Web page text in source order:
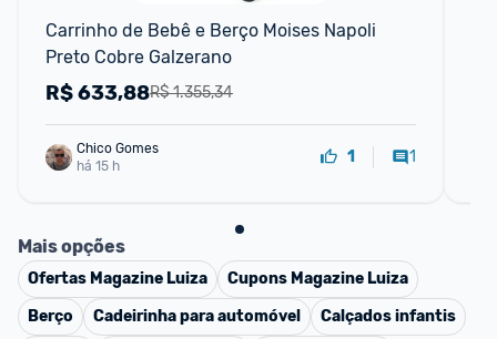
Carrinho de Bebê e Berço Moises Napoli
Preto Cobre Galzerano
R$ 1.355,34
R$633,88
Chico Gomes
há 15 h
1 1
Mais opções
Ofertas Magazine Luiza Cupons Magazine Luiza
Berço
Cadeirinha para automóvel
Calçados infantis